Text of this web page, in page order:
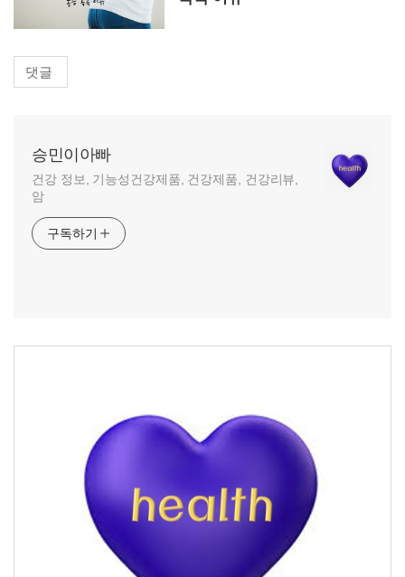
댓글
승민이아빠
건강 정보, 기능성건강제품, 건강제품, 건강리뷰,
암
구독하기